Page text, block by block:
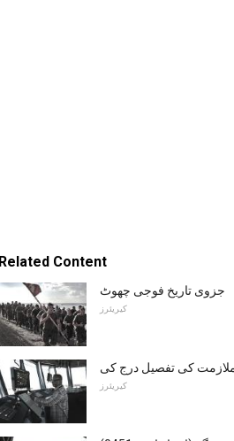
Related Content
جزوی تاریخ فوجی چھوٹ
کیریئرز
ملازمت کی تفصیل درج کی
کیریئرز